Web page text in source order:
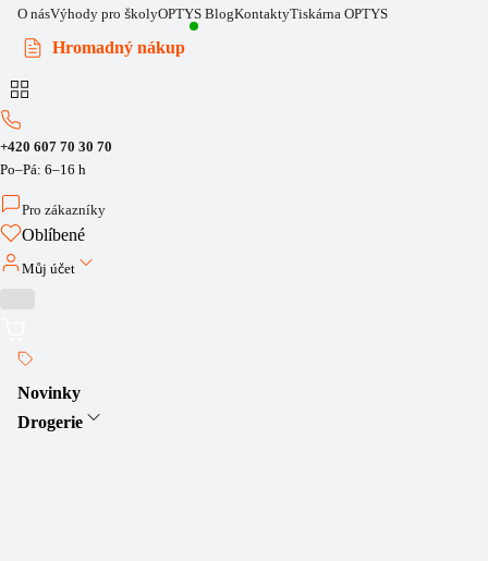
O násVýhody pro školyOPTYS BlogKontaktyTiskárna OPTYS
Hromadný nákup
+420 607 70 30 70
Po–Pá: 6–16 h
Pro zákazníky
Oblíbené
Můj účet
Novinky
Drogerie